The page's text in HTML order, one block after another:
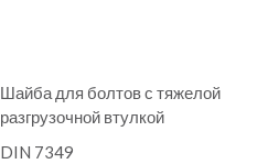
Шайба для болтов с тяжелой
разгрузочной втулкой
DIN 7349